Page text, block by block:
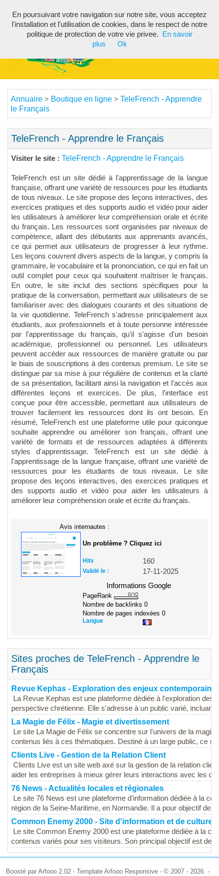
Annuaire > Boutique en ligne > TeleFrench - Apprendre
le Français
TeleFrench - Apprendre le Français
Visiter le site : TeleFrench - Apprendre le Français
TeleFrench est un site dédié à l'apprentissage de la langue
française, offrant une variété de ressources pour les étudiants
de tous niveaux. Le site propose des leçons interactives, des
exercices pratiques et des supports audio et vidéo pour aider
les utilisateurs à améliorer leur compréhension orale et écrite
du français. Les ressources sont organisées par niveaux de
compétence, allant des débutants aux apprenants avancés,
ce qui permet aux utilisateurs de progresser à leur rythme.
Les leçons couvrent divers aspects de la langue, y compris la
grammaire, le vocabulaire et la prononciation, ce qui en fait un
outil complet pour ceux qui souhaitent maîtriser le français.
En outre, le site inclut des sections spécifiques pour la
pratique de la conversation, permettant aux utilisateurs de se
familiariser avec des dialogues courants et des situations de
la vie quotidienne. TeleFrench s'adresse principalement aux
étudiants, aux professionnels et à toute personne intéressée
par l'apprentissage du français, qu'il s'agisse d'un besoin
académique, professionnel ou personnel. Les utilisateurs
peuvent accéder aux ressources de manière gratuite ou par
le biais de souscriptions à des contenus premium. Le site se
distingue par sa mise à jour régulière de contenus et la clarté
de sa présentation, facilitant ainsi la navigation et l'accès aux
différentes leçons et exercices. De plus, l'interface est
conçue pour être accessible, permettant aux utilisateurs de
trouver facilement les ressources dont ils ont besoin. En
résumé, TeleFrench est une plateforme utile pour quiconque
souhaite apprendre ou améliorer son français, offrant une
variété de formats et de ressources adaptées à différents
styles d'apprentissage. TeleFrench est un site dédié à
l'apprentissage de la langue française, offrant une variété de
ressources pour les étudiants de tous niveaux. Le site
propose des leçons interactives, des exercices pratiques et
des supports audio et vidéo pour aider les utilisateurs à
améliorer leur compréhension orale et écrite du français.
Avis internautes :
Un problème ? Cliquez ici
Hits 160
Validé le :
17-11-2025
Informations Google
PageRank
Nombre de backlinks 0
Nombre de pages indexées 0
Langue
Sites proches de TeleFrench - Apprendre le
Français
Revue Kephas - Exploration des enjeux contemporains
La Revue Kephas est une plateforme dédiée à l'exploration
perspective chrétienne. Elle s'adresse à un public varié, incluant
La Magie de Félix - Magie et divertissement
Le site La Magie de Félix se concentre sur l'univers de la
contenus liés à ces thématiques. Destiné à un large public, ce
Clients Live - Gestion de la Relation Client
Clients Live est un site web axé sur la gestion de la relation
aider les entreprises à mieux gérer leurs interactions avec les
76 News - Actualités locales et régionales
Le site 76 News est une plateforme d'information dédiée à la
région de la Seine-Maritime, en Normandie. Il a pour objectif de
Common Enemy 2000 - Site d'information et de culture
Le site Common Enemy 2000 est une plateforme dédiée à la
contenus variés pour ses visiteurs. Son principal objectif est de
Boosté par Arfooo 2.02 - Template Arfooo Responsive - © 2007 - 2026 -
En poursuivant votre navigation sur notre site, vous acceptez
l'installation et l'utilisation de cookies, dans le respect de notre
politique de protection de votre vie privee.
En savoir
plus
Ok